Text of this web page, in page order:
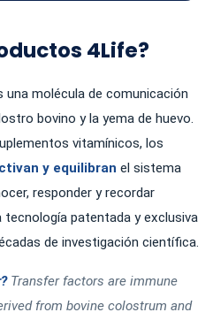
4Life?
una molécula de comunicación
bovino y la yema de huevo.
vitamínicos, los
y equilibran el sistema
responder y recordar
tecnología patentada y exclusiva
de investigación científica.
Transfer factors are immune
from bovine colostrum and